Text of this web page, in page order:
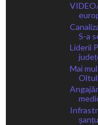
S-a
Liderii
Mai